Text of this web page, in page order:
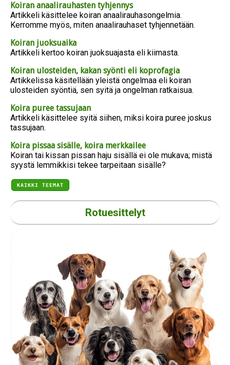
Koiran anaalirauhasten tyhjennys
Artikkeli käsittelee koiran anaalirauhasongelmia.
Kerromme myös, miten anaalirauhaset tyhjennetään.
Koiran juoksuaika
Artikkeli kertoo koiran juoksuajasta eli kiimasta.
Koiran ulosteiden, kakan syönti eli koprofagia
Artikkelissa käsitellään yleistä ongelmaa eli koiran
ulosteiden syöntiä, sen syitä ja ongelman ratkaisua.
Koira puree tassujaan
Artikkeli käsittelee syitä siihen, miksi koira puree joskus
tassujaan.
Koira pissaa sisälle, koira merkkailee
Koiran tai kissan pissan haju sisällä ei ole mukava; mistä
syystä lemmikkisi tekee tarpeitaan sisälle?
KAIKKI TEEMAT
Rotuesittelyt